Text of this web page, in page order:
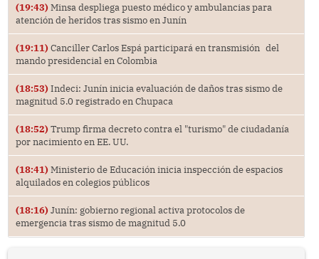
(19:43) Minsa despliega puesto médico y ambulancias para
atención de heridos tras sismo en Junín
(19:11) Canciller Carlos Espá participará en transmisión del
mando presidencial en Colombia
(18:53) Indeci: Junín inicia evaluación de daños tras sismo de
magnitud 5.0 registrado en Chupaca
(18:52) Trump firma decreto contra el "turismo" de ciudadanía
por nacimiento en EE. UU.
(18:41) Ministerio de Educación inicia inspección de espacios
alquilados en colegios públicos
(18:16) Junín: gobierno regional activa protocolos de
emergencia tras sismo de magnitud 5.0